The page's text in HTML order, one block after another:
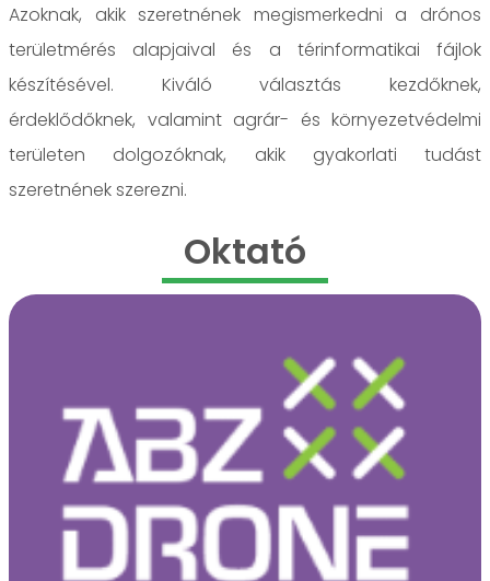
Azoknak, akik szeretnének megismerkedni a drónos
területmérés alapjaival és a térinformatikai fájlok
készítésével. Kiváló választás kezdőknek,
érdeklődőknek, valamint agrár- és környezetvédelmi
területen dolgozóknak, akik gyakorlati tudást
szeretnének szerezni.
Oktató